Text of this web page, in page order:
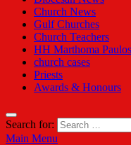
Church News
Gulf Churches
Church Teachers
HH Marthoma
church cases
Priests
Awards & Honours
Search for:
Main Menu